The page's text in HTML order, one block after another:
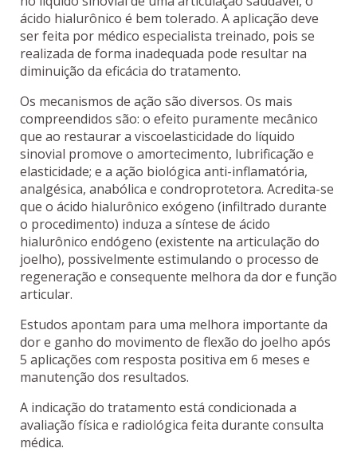
ácido hialurônico é bem tolerado. A aplicação deve
ser feita por médico especialista treinado, pois se
realizada de forma inadequada pode resultar na
diminuição da eficácia do tratamento.
Os mecanismos de ação são diversos. Os mais
compreendidos são: o efeito puramente mecânico
que ao restaurar a viscoelasticidade do líquido
sinovial promove o amortecimento, lubrificação e
elasticidade; e a ação biológica anti-inflamatória,
analgésica, anabólica e condroprotetora. Acredita-se
que o ácido hialurônico exógeno (infiltrado durante
o procedimento) induza a síntese de ácido
hialurônico endógeno (existente na articulação do
joelho), possivelmente estimulando o processo de
regeneração e consequente melhora da dor e função
articular.
Estudos apontam para uma melhora importante da
dor e ganho do movimento de flexão do joelho após
5 aplicações com resposta positiva em 6 meses e
manutenção dos resultados.
A indicação do tratamento está condicionada a
avaliação física e radiológica feita durante consulta
médica.